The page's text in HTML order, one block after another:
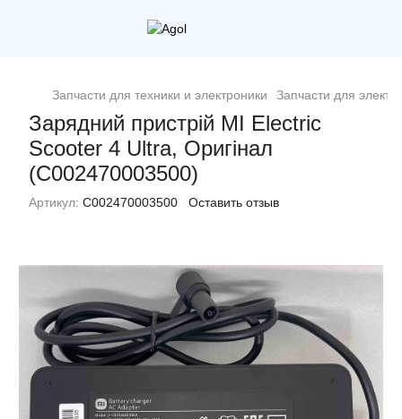
Запчасти для техники и электроники Запчасти для
Зарядний пристрій MI Electric
Scooter 4 Ultra, Оригінал
(C002470003500)
Артикул: C002470003500 Оставить отзыв